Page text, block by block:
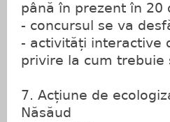
până în prezent în 20
- concursul se va
- activități interactive
privire la cum trebuie
7. Acțiune de
Năsăud